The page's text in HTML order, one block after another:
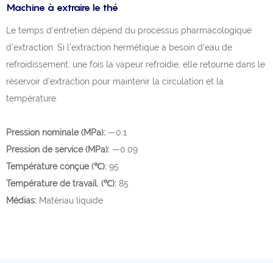
Machine à extraire le thé
Le temps d'entretien dépend du processus pharmacologique
d'extraction. Si l'extraction hermétique a besoin d'eau de
refroidissement, une fois la vapeur refroidie, elle retourne dans le
réservoir d'extraction pour maintenir la circulation et la
température.
Pression nominale (MPa): —0.1
Pression de service (MPa): —0.09
Température conçue (℃): 95
Température de travail. (℃): 85
Médias: Matériau liquide